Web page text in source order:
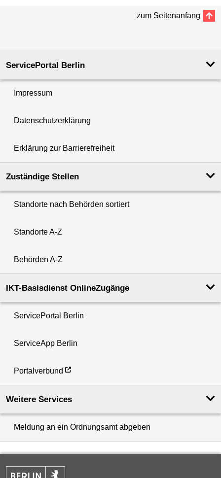
zum Seitenanfang
ServicePortal Berlin
Impressum
Datenschutzerklärung
Erklärung zur Barrierefreiheit
Zuständige Stellen
Standorte nach Behörden sortiert
Standorte A-Z
Behörden A-Z
IKT-Basisdienst OnlineZugänge
ServicePortal Berlin
ServiceApp Berlin
Portalverbund
Weitere Services
Meldung an ein Ordnungsamt abgeben